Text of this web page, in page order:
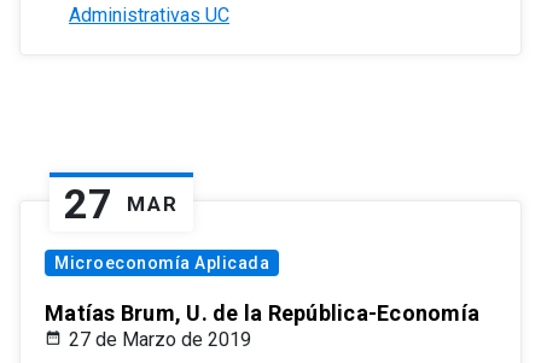
Administrativas UC
27 MAR
Microeconomía Aplicada
Matías Brum, U. de la República-Economía
27 de Marzo de 2019